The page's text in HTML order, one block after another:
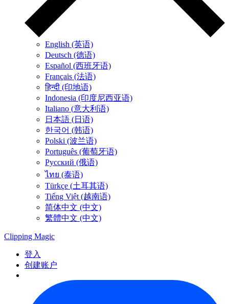
English (英语)
Deutsch (德语)
Español (西班牙语)
Français (法语)
हिन्दी (印地语)
Indonesia (印度尼西亚语)
Italiano (意大利语)
日本語 (日语)
한국어 (韩语)
Polski (波兰语)
Português (葡萄牙语)
Русский (俄语)
ไทย (泰语)
Türkçe (土耳其语)
Tiếng Việt (越南语)
简体中文 (中文)
繁體中文 (中文)
Clipping Magic
登入
创建账户